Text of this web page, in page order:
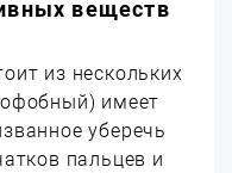
веществ
из нескольких
имеет
уберечь
пальцев и